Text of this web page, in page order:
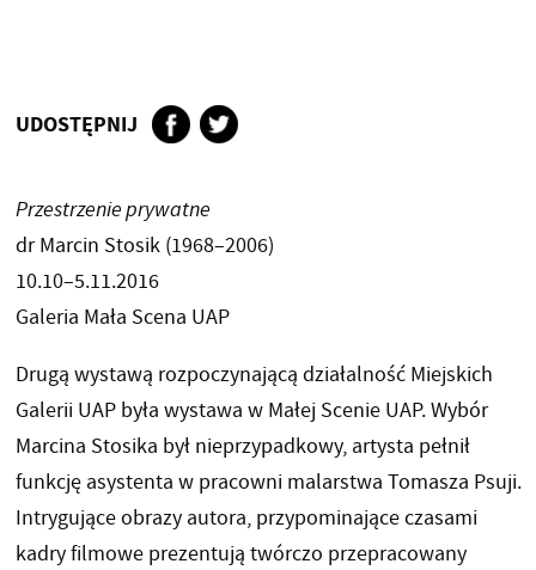
UDOSTĘPNIJ
Przestrzenie prywatne
dr Marcin Stosik (1968–2006)
10.10–5.11.2016
Galeria Mała Scena UAP
Drugą wystawą rozpoczynającą działalność Miejskich
Galerii UAP była wystawa w Małej Scenie UAP. Wybór
Marcina Stosika był nieprzypadkowy, artysta pełnił
funkcję asystenta w pracowni malarstwa Tomasza Psuji.
Intrygujące obrazy autora, przypominające czasami
kadry filmowe prezentują twórczo przepracowany